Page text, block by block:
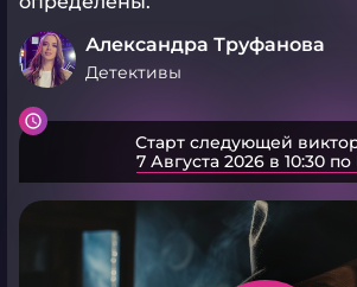
Александра Труфанова
Детективы
Старт следующей
7 Августа 2026 в 10:30